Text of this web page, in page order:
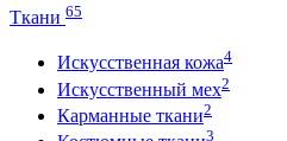
Ткани 65
Искусственная кожа4
Искусственный мех2
Карманные ткани2
3